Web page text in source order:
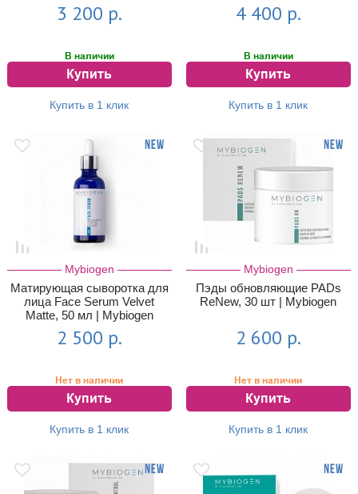
Mybiogen
3 200 р.
В наличии
Купить
Купить в 1 клик
4 400 р.
В наличии
Купить
Купить в 1 клик
Mybiogen
Матирующая сыворотка для
лица Face Serum Velvet
Matte, 50 мл | Mybiogen
2 500 р.
Нет в наличии
Купить
Купить в 1 клик
Mybiogen
Пэды обновляющие PADs
ReNew, 30 шт | Mybiogen
2 600 р.
Нет в наличии
Купить
Купить в 1 клик